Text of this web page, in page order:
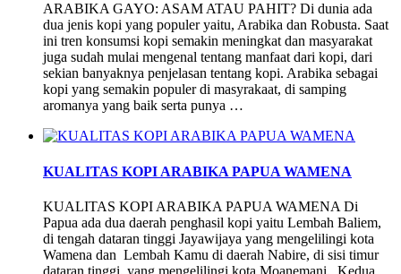
ARABIKA GAYO: ASAM ATAU PAHIT? Di dunia ada
dua jenis kopi yang populer yaitu, Arabika dan Robusta. Saat
ini tren konsumsi kopi semakin meningkat dan masyarakat
juga sudah mulai mengenal tentang manfaat dari kopi, dari
sekian banyaknya penjelasan tentang kopi. Arabika sebagai
kopi yang semakin populer di masyrakaat, di samping
aromanya yang baik serta punya …
KUALITAS KOPI ARABIKA PAPUA WAMENA
KUALITAS KOPI ARABIKA PAPUA WAMENA Di
Papua ada dua daerah penghasil kopi yaitu Lembah Baliem,
di tengah dataran tinggi Jayawijaya yang mengelilingi kota
Wamena dan Lembah Kamu di daerah Nabire, di sisi timur
dataran tinggi, yang mengelilingi kota Moanemani. Kedua